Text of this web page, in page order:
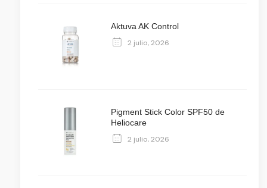
Aktuva AK Control
2 julio, 2026
Pigment Stick Color SPF50 de
Heliocare
2 julio, 2026